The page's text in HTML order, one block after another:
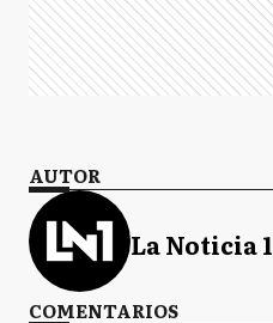
AUTOR
La Noticia 1
COMENTARIOS